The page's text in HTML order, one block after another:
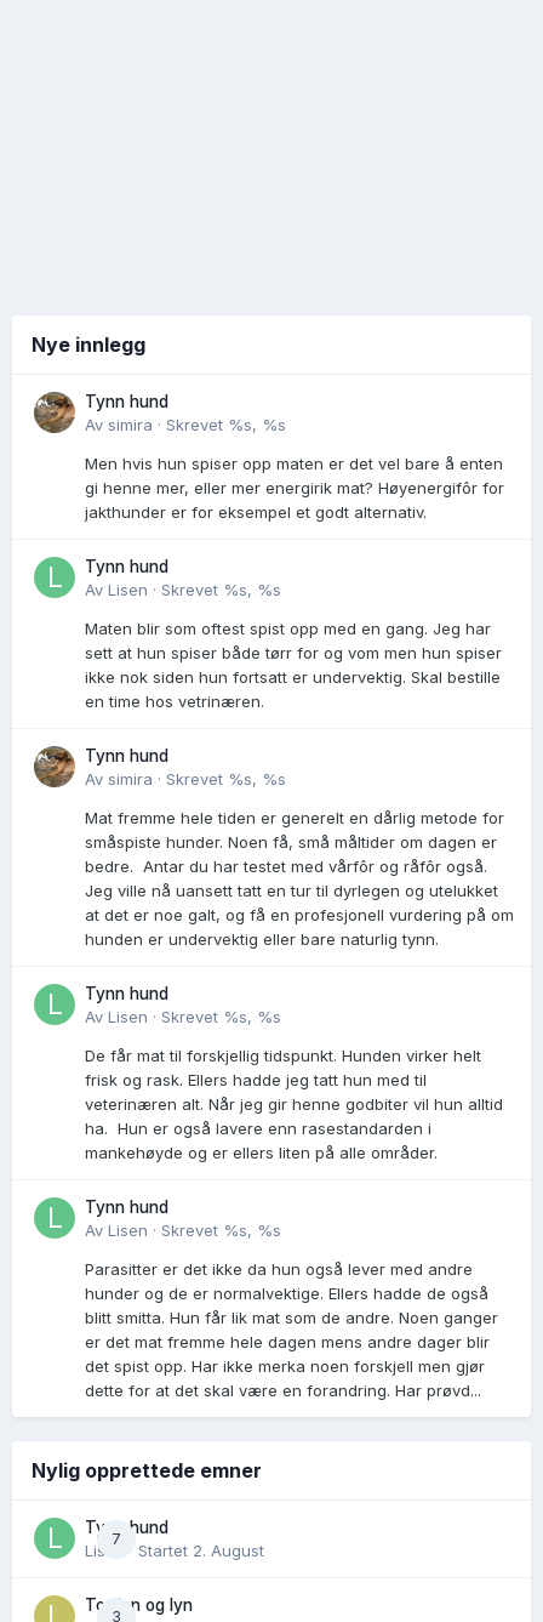
Nye innlegg
Tynn hund
Av simira · Skrevet %s, %s
Men hvis hun spiser opp maten er det vel bare å enten
gi henne mer, eller mer energirik mat? Høyenergifôr for
jakthunder er for eksempel et godt alternativ.
Tynn hund
Av Lisen · Skrevet %s, %s
Maten blir som oftest spist opp med en gang. Jeg har
sett at hun spiser både tørr for og vom men hun spiser
ikke nok siden hun fortsatt er undervektig. Skal bestille
en time hos vetrinæren.
Tynn hund
Av simira · Skrevet %s, %s
Mat fremme hele tiden er generelt en dårlig metode for
småspiste hunder. Noen få, små måltider om dagen er
bedre. Antar du har testet med vårfôr og råfôr også.
Jeg ville nå uansett tatt en tur til dyrlegen og utelukket
at det er noe galt, og få en profesjonell vurdering på om
hunden er undervektig eller bare naturlig tynn.
Tynn hund
Av Lisen · Skrevet %s, %s
De får mat til forskjellig tidspunkt. Hunden virker helt
frisk og rask. Ellers hadde jeg tatt hun med til
veterinæren alt. Når jeg gir henne godbiter vil hun alltid
ha. Hun er også lavere enn rasestandarden i
mankehøyde og er ellers liten på alle områder.
Tynn hund
Av Lisen · Skrevet %s, %s
Parasitter er det ikke da hun også lever med andre
hunder og de er normalvektige. Ellers hadde de også
blitt smitta. Hun får lik mat som de andre. Noen ganger
er det mat fremme hele dagen mens andre dager blir
det spist opp. Har ikke merka noen forskjell men gjør
dette for at det skal være en forandring. Har prøvd...
Nylig opprettede emner
7
Tynn hund
Lisen
· Startet 2. August
3
Torden og lyn